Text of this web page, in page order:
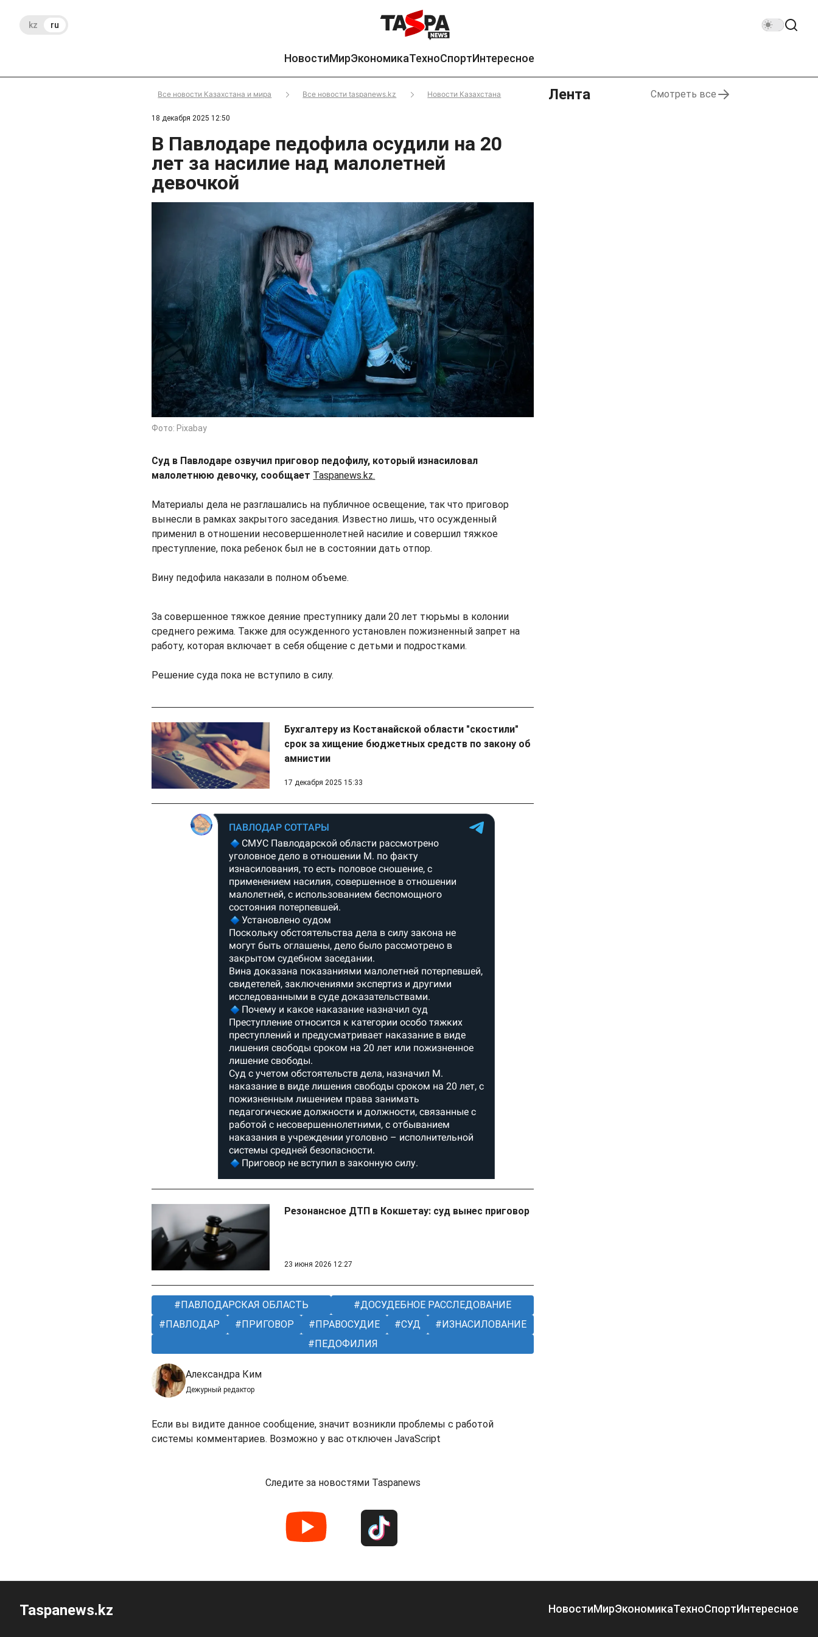
kz ru
НовостиМирЭкономикаТехноСпортИнтересное
Все новости Казахстана и мира Все новости taspanews.kz Новости Казахстана
18 декабря 2025 12:50
В Павлодаре педофила осудили на 20
лет за насилие над малолетней
девочкой
Фото: Pixabay
Суд в Павлодаре озвучил приговор педофилу, который изнасиловал
малолетнюю девочку, сообщает Taspanews.kz.
Материалы дела не разглашались на публичное освещение, так что приговор
вынесли в рамках закрытого заседания. Известно лишь, что осужденный
применил в отношении несовершеннолетней насилие и совершил тяжкое
преступление, пока ребенок был не в состоянии дать отпор.
Вину педофила наказали в полном объеме.
За совершенное тяжкое деяние преступнику дали 20 лет тюрьмы в колонии
среднего режима. Также для осужденного установлен пожизненный запрет на
работу, которая включает в себя общение с детьми и подростками.
Решение суда пока не вступило в силу.
Бухгалтеру из Костанайской области "скостили"
срок за хищение бюджетных средств по закону об
амнистии
17 декабря 2025 15:33
Резонансное ДТП в Кокшетау: суд вынес приговор
23 июня 2026 12:27
ПАВЛОДАРСКАЯ ОБЛАСТЬ
ДОСУДЕБНОЕ РАССЛЕДОВАНИЕ
ПАВЛОДАР
ПРИГОВОР ПРАВОСУДИЕ СУД
ИЗНАСИЛОВАНИЕ
ПЕДОФИЛИЯ
Александра Ким
Дежурный редактор
Если вы видите данное сообщение, значит возникли проблемы с работой
системы комментариев. Возможно у вас отключен JavaScript
Следите за новостями Taspanews
Лента Смотреть все
Taspanews.kz НовостиМирЭкономикаТехноСпортИнтересное